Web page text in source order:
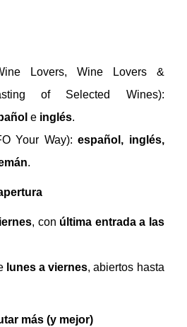
Lovers, Wine Lovers &
of Selected Wines):
e inglés.
Your Way):español, inglés,
.
, con última entrada a las
lunes a viernes, abiertos hasta
más (y mejor)